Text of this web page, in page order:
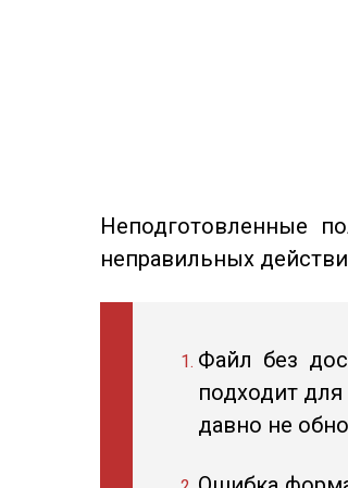
Неподготовленные
неправильных
Файл без
подходит
давно не